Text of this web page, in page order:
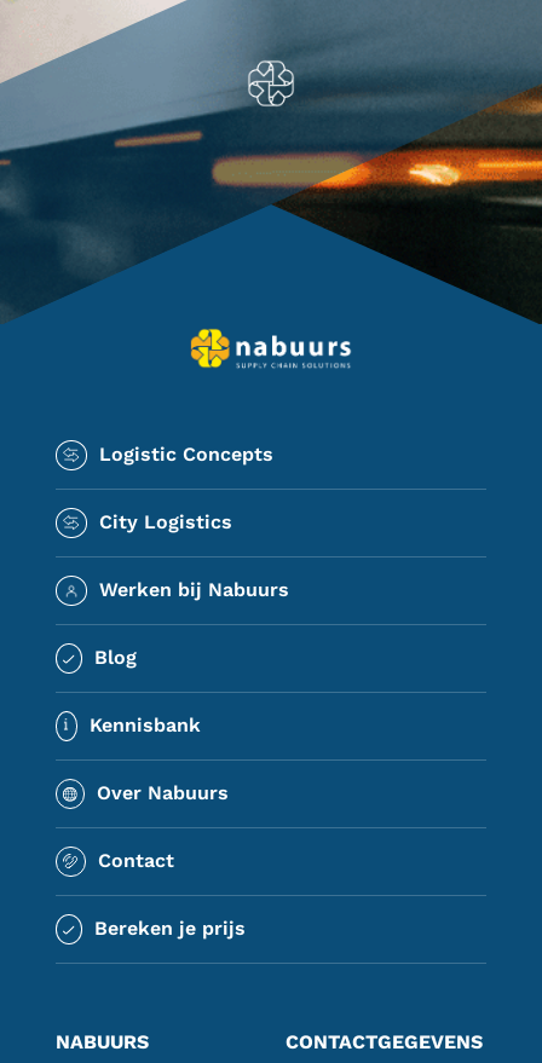
Logistic Concepts
City Logistics
Werken bij Nabuurs
Blog
Kennisbank
Over Nabuurs
Contact
Bereken je prijs
NABUURS CONTACTGEGEVENS